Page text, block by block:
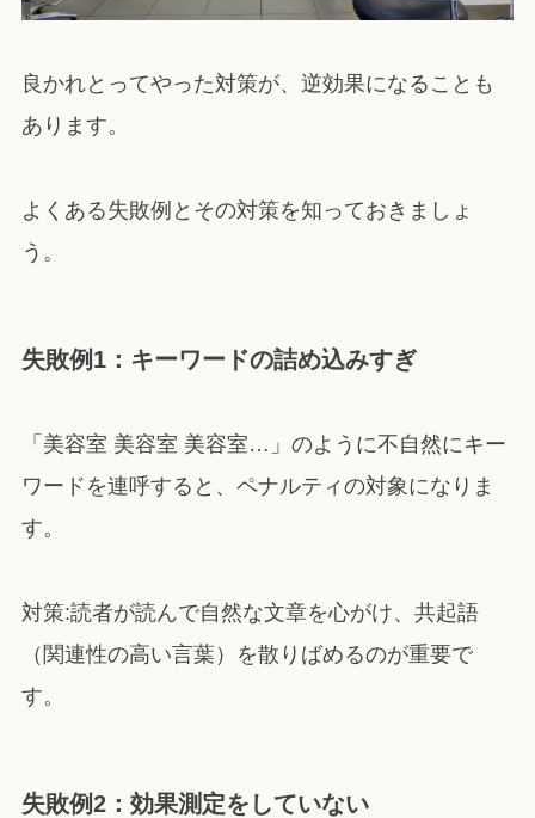
良かれとってやった対策が、逆効果になることも
あります。
よくある失敗例とその対策を知っておきましょ
う。
失敗例1：キーワードの詰め込みすぎ
「美容室 美容室 美容室…」のように不自然にキー
ワードを連呼すると、ペナルティの対象になりま
す。
対策:読者が読んで自然な文章を心がけ、共起語
（関連性の高い言葉）を散りばめるのが重要で
す。
失敗例2：効果測定をしていない